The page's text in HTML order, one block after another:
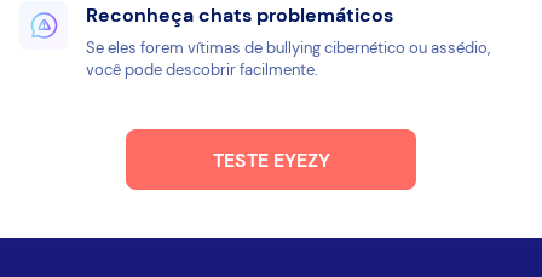
Reconheça chats problemáticos
Se eles forem vítimas de bullying cibernético ou assédio,
você pode descobrir facilmente.
TESTE EYEZY